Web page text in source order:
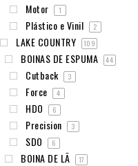
Motor 1
Plástico e Vinil 2
LAKE COUNTRY 109
BOINAS DE ESPUMA 44
Cutback 3
Force 4
HDO 6
Precision 3
SDO 6
BOINA DE LÃ 17